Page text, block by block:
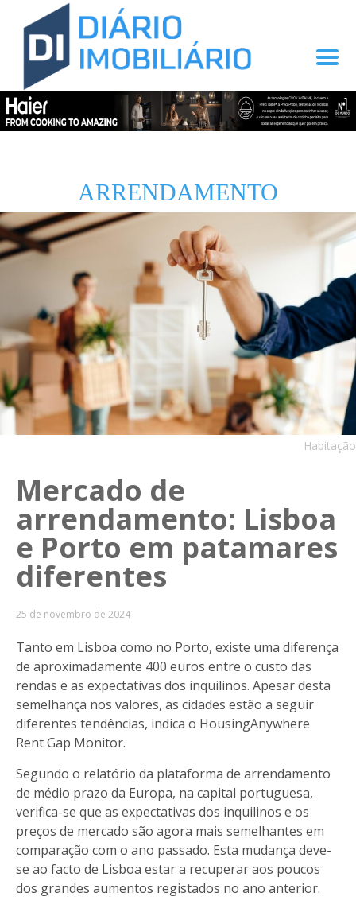
ARRENDAMENTO
Habitação
Mercado de
arrendamento: Lisboa
e Porto em patamares
diferentes
25 de novembro de 2024
Tanto em Lisboa como no Porto, existe uma diferença
de aproximadamente 400 euros entre o custo das
rendas e as expectativas dos inquilinos. Apesar desta
semelhança nos valores, as cidades estão a seguir
diferentes tendências, indica o HousingAnywhere
Rent Gap Monitor.
Segundo o relatório da plataforma de arrendamento
de médio prazo da Europa, na capital portuguesa,
verifica-se que as expectativas dos inquilinos e os
preços de mercado são agora mais semelhantes em
comparação com o ano passado. Esta mudança deve-
se ao facto de Lisboa estar a recuperar aos poucos
dos grandes aumentos registados no ano anterior.